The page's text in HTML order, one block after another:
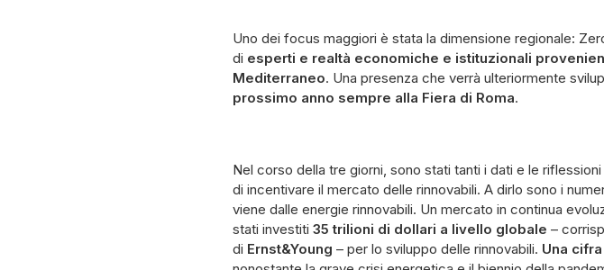
Uno dei focus maggiori è stata la dimensione regionale:
di esperti e realtà economiche e istituzionali
Mediterraneo. Una presenza che verrà ulteriormente
prossimo anno sempre alla Fiera di Roma.
Nel corso della tre giorni, sono stati tanti i dati e le
di incentivare il mercato delle rinnovabili. A dirlo sono i
viene dalle energie rinnovabili. Un mercato in continua
stati investiti 35 trilioni di dollari a livello globale –
di Ernst&Young – per lo sviluppo delle rinnovabili. Una